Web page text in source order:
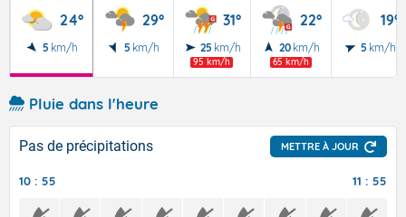
24°
5 km/h
29°
5 km/h
31°
25 km/h
95 km/h
22°
20 km/h
65 km/h
19°
5 km/h
Pluie dans l'heure
Pas de précipitations METTRE À JOUR
10 : 55 11 : 55